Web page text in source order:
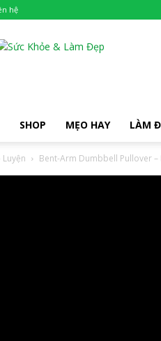
hệ
SHOP MẸO HAY LÀM
Luyện Bent-Arm Dumbbell Pullover